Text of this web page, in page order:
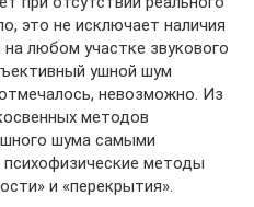
это не исключает наличия
любом участке звукового
ушной шум
невозможно. Из
методов
шума самыми
методы
и «перекрытия».